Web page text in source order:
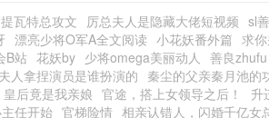
提瓦特总攻文 厉总夫人是隐藏大佬短视频 sl
漂亮少将O军A全文阅读 小花妖番外篇 求
B站 花妖by 少将omega美丽动人 善良zhufu
人拿捏演员是谁扮演的 秦尘的父亲秦月池的
后竟是我亲娘 官途，搭上女领导之后！ 升
任开始 官梯险情 相亲认错人，闪婚千亿女